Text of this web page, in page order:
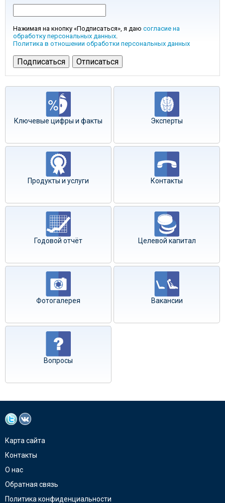
Нажимая на кнопку «Подписаться», я даю согласие на
обработку персональных данных.
Политика в отношении обработки персональных данных
Ключевые цифры и факты Эксперты
Продукты и услуги Контакты
Годовой отчёт Целевой капитал
Фотогалерея Вакансии
Вопросы
Карта сайта
Контакты
О нас
Обратная связь
Политика конфиденциальности